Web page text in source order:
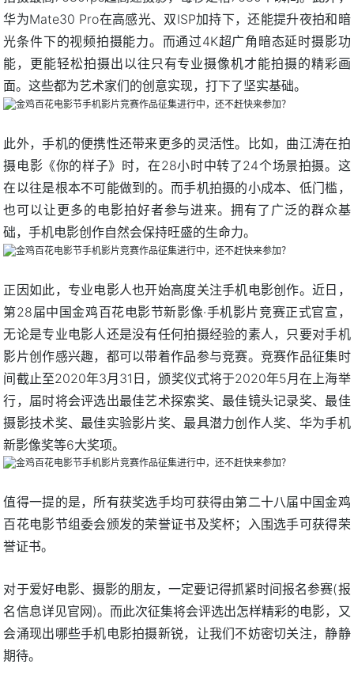
华为Mate30 Pro在高感光、双ISP加持下，还能提升夜拍和暗
光条件下的视频拍摄能力。而通过4K超广角暗态延时摄影功
能，更能轻松拍摄出以往只有专业摄像机才能拍摄的精彩画
面。这些都为艺术家们的创意实现，打下了坚实基础。
此外，手机的便携性还带来更多的灵活性。比如，曲江涛在拍
摄电影《你的样子》时，在28小时中转了24个场景拍摄。这
在以往是根本不可能做到的。而手机拍摄的小成本、低门槛，
也可以让更多的电影拍好者参与进来。拥有了广泛的群众基
础，手机电影创作自然会保持旺盛的生命力。
正因如此，专业电影人也开始高度关注手机电影创作。近日，
第28届中国金鸡百花电影节新影像·手机影片竞赛正式官宣，
无论是专业电影人还是没有任何拍摄经验的素人，只要对手机
影片创作感兴趣，都可以带着作品参与竞赛。竞赛作品征集时
间截止至2020年3月31日，颁奖仪式将于2020年5月在上海举
行，届时将会评选出最佳艺术探索奖、最佳镜头记录奖、最佳
摄影技术奖、最佳实验影片奖、最具潜力创作人奖、华为手机
新影像奖等6大奖项。
值得一提的是，所有获奖选手均可获得由第二十八届中国金鸡
百花电影节组委会颁发的荣誉证书及奖杯；入围选手可获得荣
誉证书。
对于爱好电影、摄影的朋友，一定要记得抓紧时间报名参赛(报
名信息详见官网)。而此次征集将会评选出怎样精彩的电影，又
会涌现出哪些手机电影拍摄新锐，让我们不妨密切关注，静静
期待。